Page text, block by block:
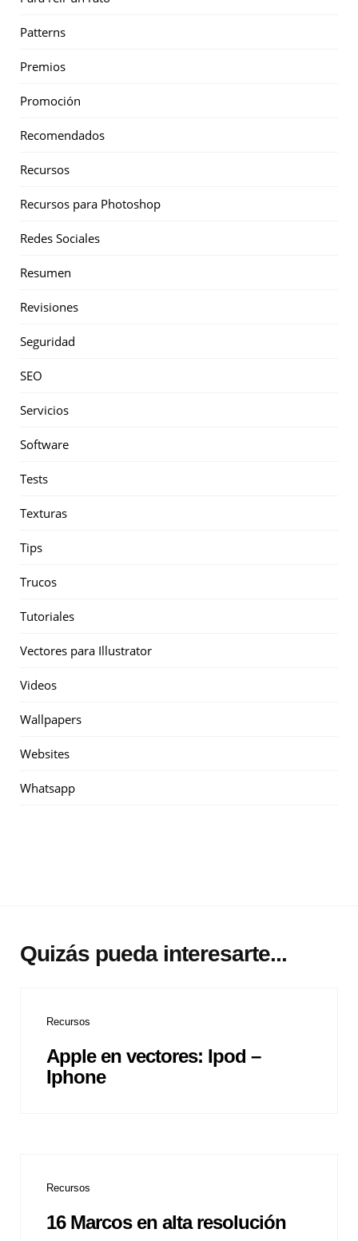
Patterns
Premios
Promoción
Recomendados
Recursos
Recursos para Photoshop
Redes Sociales
Resumen
Revisiones
Seguridad
SEO
Servicios
Software
Tests
Texturas
Tips
Trucos
Tutoriales
Vectores para Illustrator
Videos
Wallpapers
Websites
Whatsapp
Quizás pueda interesarte...
Recursos
Apple en vectores: Ipod –
Iphone
Recursos
16 Marcos en alta resolución